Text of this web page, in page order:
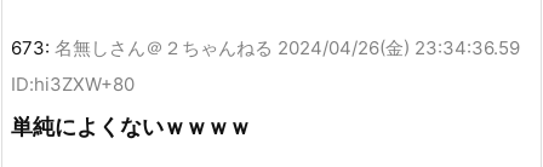
673: 名無しさん＠２ちゃんねる 2024/04/26(金) 23:34:36.59
ID:hi3ZXW+80
単純によくないｗｗｗｗ